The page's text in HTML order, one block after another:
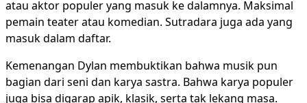
atau aktor populer yang masuk ke dalamnya. Maksimal
pemain teater atau komedian. Sutradara juga ada yang
masuk dalam daftar.
Kemenangan Dylan membuktikan bahwa musik pun
bagian dari seni dan karya sastra. Bahwa karya populer
juga bisa digarap apik, klasik, serta tak lekang masa.